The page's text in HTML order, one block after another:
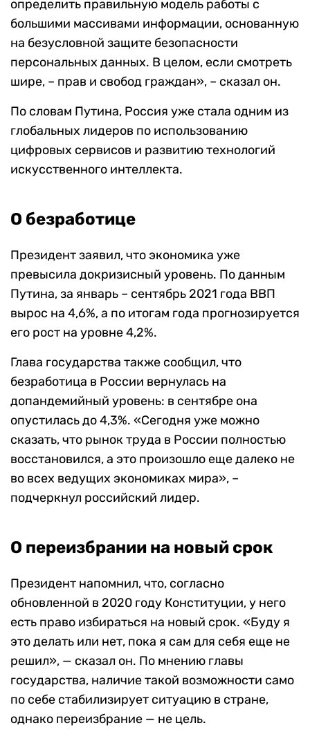
определить правильную модель работы с
большими массивами информации, основанную
на безусловной защите безопасности
персональных данных. В целом, если смотреть
шире, – прав и свобод граждан», – сказал он.
По словам Путина, Россия уже стала одним из
глобальных лидеров по использованию
цифровых сервисов и развитию технологий
искусственного интеллекта.
О безработице
Президент заявил, что экономика уже
превысила докризисный уровень. По данным
Путина, за январь – сентябрь 2021 года ВВП
вырос на 4,6%, а по итогам года прогнозируется
его рост на уровне 4,2%.
Глава государства также сообщил, что
безработица в России вернулась на
допандемийный уровень: в сентябре она
опустилась до 4,3%. «Сегодня уже можно
сказать, что рынок труда в России полностью
восстановился, а это произошло еще далеко не
во всех ведущих экономиках мира», –
подчеркнул российский лидер.
О переизбрании на новый срок
Президент напомнил, что, согласно
обновленной в 2020 году Конституции, у него
есть право избираться на новый срок. «Буду я
это делать или нет, пока я сам для себя еще не
решил», — сказал он. По мнению главы
государства, наличие такой возможности само
по себе стабилизирует ситуацию в стране,
однако переизбрание — не цель.